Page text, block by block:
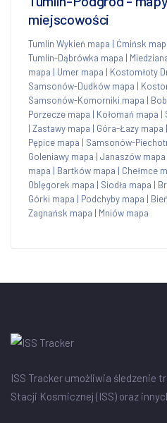
miejscowości
Tumlin Wykień mapa | Ćmińsk
Tumlin-Dąbrówka mapa |
mapa | Umer mapa | Kostomłoty
Samsonów-Dudków mapa |
Samsonów-Komorniki mapa |
Porzecze mapa | Kołomań mapa |
| Zastawy mapa | Góra-Łazy mapa |
Pępice mapa | Samsonów-
Goleniawy mapa | Janaszów mapa
mapa | Bartków mapa | Chełmce
Oblęgorek mapa | Siodła mapa |
Górki mapa | Podchyby mapa |
Zagnańsk mapa | Mniów mapa
ISS Tracker umożliwia śledzenie
Stacji Kosmicznej (ISS) oraz